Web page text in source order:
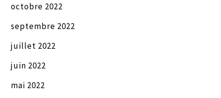
octobre 2022
septembre 2022
juillet 2022
juin 2022
mai 2022